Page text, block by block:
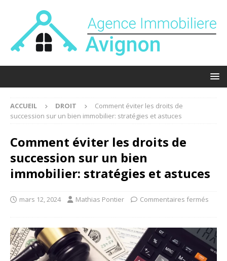
ACCUEIL DROIT
Comment éviter les droits de
succession sur un bien immobilier: stratégies et astuces
Comment éviter les droits de
succession sur un bien
immobilier: stratégies et astuces
mars 12, 2024 Mathias Pontier Commentaires fermés